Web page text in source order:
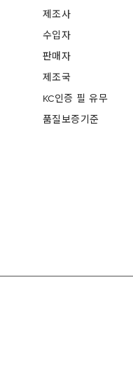
제조사
수입자
판매자
제조국
KC인증 필 유무
품질보증기준